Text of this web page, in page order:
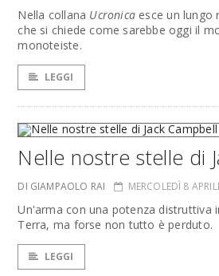
Nella collana Ucronica esce un lungo
che si chiede come sarebbe oggi il
monoteiste.
LEGGI
Nelle nostre stelle di
DI GIAMPAOLO RAI MERCOLEDÌ 8
Un'arma con una potenza distruttiva
Terra, ma forse non tutto è perduto.
LEGGI